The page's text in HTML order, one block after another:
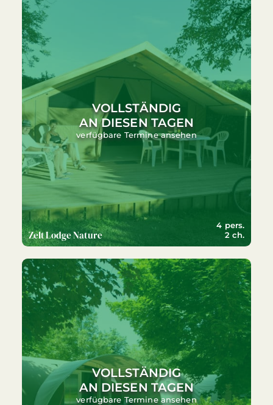
VOLLSTÄNDIG
AN DIESEN TAGEN
verfügbare Termine ansehen
Zelt Lodge Nature
4 pers.
2 ch.
VOLLSTÄNDIG
AN DIESEN TAGEN
verfügbare Termine ansehen